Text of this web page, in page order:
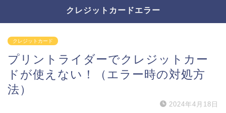
クレジットカードエラー
クレジットカード
プリントライダーでクレジットカー
ドが使えない！（エラー時の対処方
法）
2024年4月18日